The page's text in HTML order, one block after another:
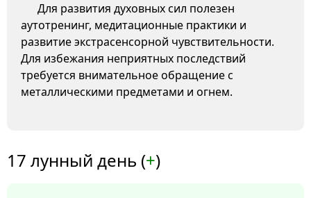
Для развития духовных сил полезен
аутотренинг, медитационные практики и
развитие экстрасенсорной чувствительности.
Для избежания неприятных последствий
требуется внимательное обращение с
металлическими предметами и огнем.
17 лунный день (+)